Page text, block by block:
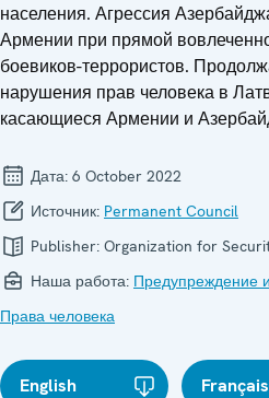
населения. Агрессия
Армении при прямой
боевиков-террористов.
нарушения прав человека в
касающиеся Армении и
Дата: 6 October 2022
Источник: Permanent Council
Publisher: Organization for
Наша работа: Предупреждение
Права человека
English Français